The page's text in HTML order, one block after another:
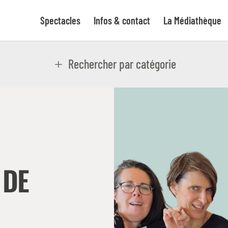
Spectacles Infos & contact La Médiathèque
Rechercher par catégorie